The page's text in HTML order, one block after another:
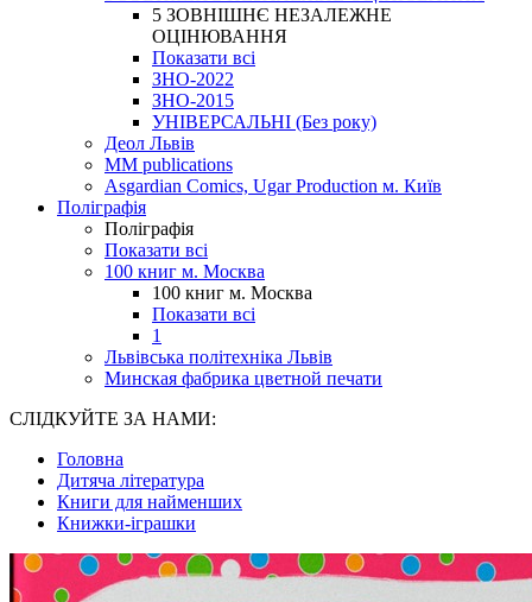
5 ЗОВНІШНЄ НЕЗАЛЕЖНЕ
ОЦІНЮВАННЯ
Показати всі
ЗНО-2022
ЗНО-2015
УНІВЕРСАЛЬНІ (Без року)
Деол Львів
MM publications
Asgardian Comics, Ugar Production м. Київ
Поліграфія
Поліграфія
Показати всі
100 книг м. Москва
100 книг м. Москва
Показати всі
1
Львівська політехніка Львів
Минская фабрика цветной печати
СЛІДКУЙТЕ ЗА НАМИ:
Головна
Дитяча література
Книги для найменших
Книжки-іграшки